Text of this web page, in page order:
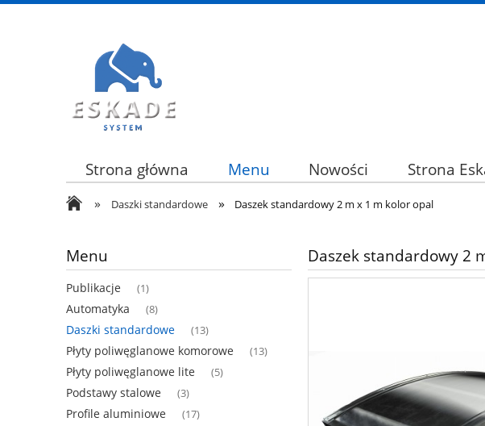
Strona główna Menu Nowości Strona
» Daszki standardowe » Daszek standardowy 2 m x 1 m kolor opal
Menu
Publikacje (1)
Automatyka (8)
Daszki standardowe (13)
Płyty poliwęglanowe komorowe (13)
Płyty poliwęglanowe lite (5)
Podstawy stalowe (3)
Profile aluminiowe (17)
Daszek standardowy 2